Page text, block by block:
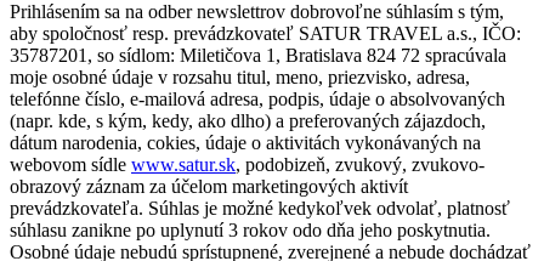
Prihlásením sa na odber newslettrov dobrovoľne súhlasím s tým,
aby spoločnosť resp. prevádzkovateľ SATUR TRAVEL a.s., IČO:
35787201, so sídlom: Miletičova 1, Bratislava 824 72 spracúvala
moje osobné údaje v rozsahu titul, meno, priezvisko, adresa,
telefónne číslo, e-mailová adresa, podpis, údaje o absolvovaných
(napr. kde, s kým, kedy, ako dlho) a preferovaných zájazdoch,
dátum narodenia, cokies, údaje o aktivitách vykonávaných na
webovom sídle www.satur.sk, podobizeň, zvukový, zvukovo-
obrazový záznam za účelom marketingových aktivít
prevádzkovateľa. Súhlas je možné kedykoľvek odvolať, platnosť
súhlasu zanikne po uplynutí 3 rokov odo dňa jeho poskytnutia.
Osobné údaje nebudú sprístupnené, zverejnené a nebude dochádzať